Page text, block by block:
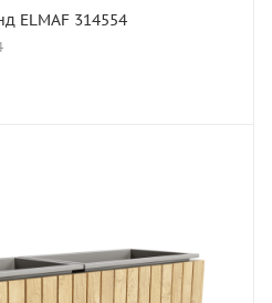
ELMAF 314554